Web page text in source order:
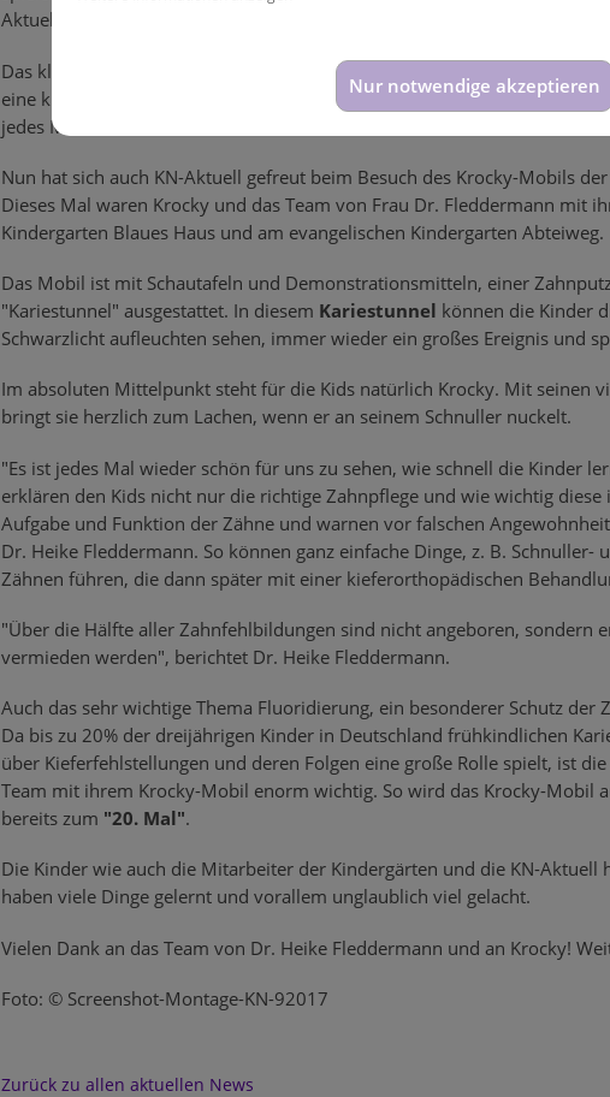
Nur notwendige akzeptieren
Aktuell war dieses Mal mit dabei...
Das kleine Krokodil Krocky und sein Krocky-Mobil mit dem Team der
eine kleine Berühmtheit in Neuss und nicht mehr wegzudenken. Wir
jedes Mal über den Besuch des Krokodils freuen.
Nun hat sich auch KN-Aktuell gefreut beim Besuch des Krocky-Mobils
Dieses Mal waren Krocky und das Team von Frau Dr. Fleddermann mit
Kindergarten Blaues Haus und am evangelischen Kindergarten Abteiweg.
Das Mobil ist mit Schautafeln und Demonstrationsmitteln, einer
"Kariestunnel" ausgestattet. In diesem Kariestunnel können die Kinder
Schwarzlicht aufleuchten sehen, immer wieder ein großes Ereignis und
Im absoluten Mittelpunkt steht für die Kids natürlich Krocky. Mit seinen
bringt sie herzlich zum Lachen, wenn er an seinem Schnuller nuckelt.
"Es ist jedes Mal wieder schön für uns zu sehen, wie schnell die Kinder
erklären den Kids nicht nur die richtige Zahnpflege und wie wichtig
Aufgabe und Funktion der Zähne und warnen vor falschen
Dr. Heike Fleddermann. So können ganz einfache Dinge, z. B.
Zähnen führen, die dann später mit einer kieferorthopädischen
"Über die Hälfte aller Zahnfehlbildungen sind nicht angeboren, sondern
vermieden werden", berichtet Dr. Heike Fleddermann.
Auch das sehr wichtige Thema Fluoridierung, ein besonderer Schutz
Da bis zu 20% der dreijährigen Kinder in Deutschland frühkindlichen
über Kieferfehlstellungen und deren Folgen eine große Rolle spielt, ist
Team mit ihrem Krocky-Mobil enorm wichtig. So wird das Krocky-Mobil
bereits zum "20. Mal".
Die Kinder wie auch die Mitarbeiter der Kindergärten und die KN-
haben viele Dinge gelernt und vorallem unglaublich viel gelacht.
Vielen Dank an das Team von Dr. Heike Fleddermann und an Krocky!
Foto: © Screenshot-Montage-KN-92017
Zurück zu allen aktuellen News